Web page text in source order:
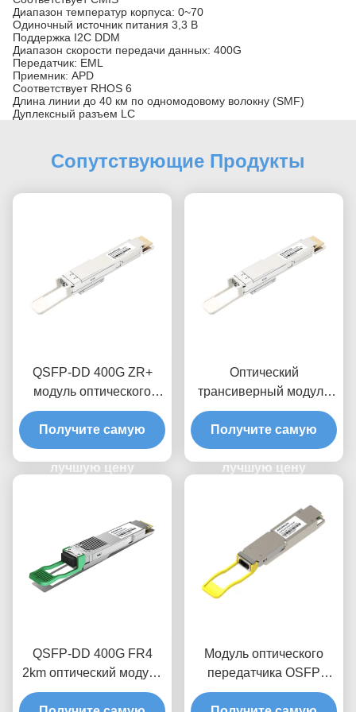
Диапазон температур корпуса: 0~70
Одиночный источник питания 3,3 В
Поддержка I2C DDM
Диапазон скорости передачи данных: 400G
Передатчик: EML
Приемник: APD
Соответствует RHOS 6
Длина линии до 40 км по одномодовому волокну (SMF)
Дуплексный разъем LC
Сопутствующие Продукты
QSFP-DD 400G ZR+
модуль оптического
передатчика
Получите самую
лучшую цену
Оптический
трансиверный модуль
QSFP-DD 400G ZR+ Pro
Получите самую
лучшую цену
QSFP-DD 400G FR4
2km оптический модуль
приемопередатчика
Модуль оптического
передатчика OSFP
400G 1310nm DR4 500M